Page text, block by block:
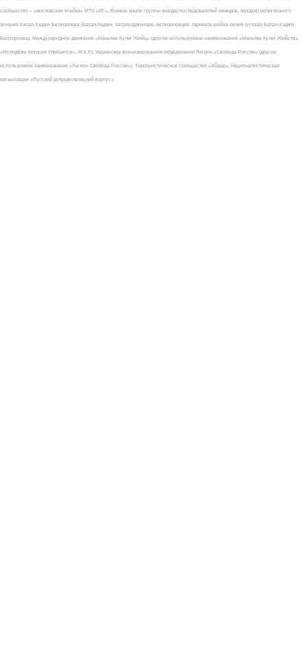
сообщество – «московская ячейка» МТО «ИГ», Боевое крыло группы (вирда) последователей (мюидов, мурдов) религиозного
течения Батал-Хаджи Белхороева (Батал-Хаджи, баталхаджинцев, белхороевцев, тариката шейха овлия (устаза) Батал-Хаджи
Белхороева), Международное движение «Маньяки Культ Убийц» (другие используемые наименования «Маньяки Культ Убийств»,
«Молодёжь Которая Улыбается», М.К.У.), Украинское военизированное объединение Легион «Свобода России» (другое
используемое наименование «Легион Свобода России»), Террористическое сообщество «Айдар», Националистическая
организация «Русский добровольческий корпус»